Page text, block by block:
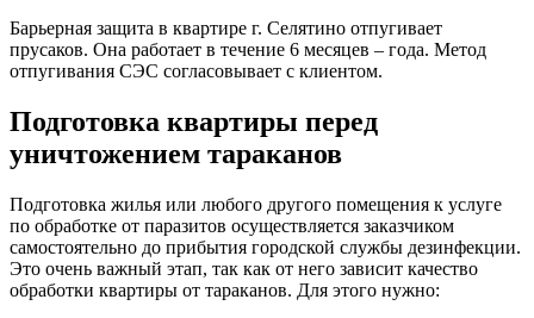
Барьерная защита в квартире г. Селятино отпугивает
прусаков. Она работает в течение 6 месяцев – года. Метод
отпугивания СЭС согласовывает с клиентом.
Подготовка квартиры перед
уничтожением тараканов
Подготовка жилья или любого другого помещения к услуге
по обработке от паразитов осуществляется заказчиком
самостоятельно до прибытия городской службы дезинфекции.
Это очень важный этап, так как от него зависит качество
обработки квартиры от тараканов. Для этого нужно: